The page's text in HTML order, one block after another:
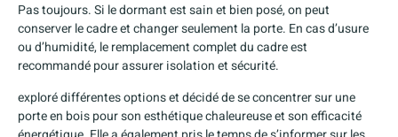
Pas toujours. Si le dormant est sain et bien posé, on peut
conserver le cadre et changer seulement la porte. En cas d’usure
ou d’humidité, le remplacement complet du cadre est
recommandé pour assurer isolation et sécurité.
exploré différentes options et décidé de se concentrer sur une
porte en bois pour son esthétique chaleureuse et son efficacité